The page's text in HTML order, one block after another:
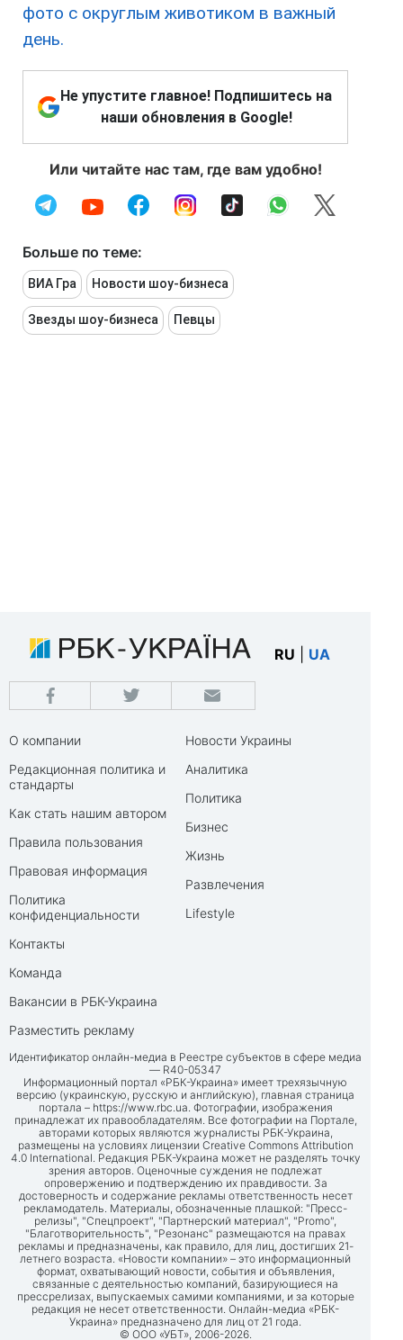
фото с округлым животиком в важный
день.
Не упустите главное! Подпишитесь на
наши обновления в Google!
Или читайте нас там, где вам удобно!
Больше по теме:
ВИА Гра Новости шоу-бизнеса
Звезды шоу-бизнеса Певцы
RU UA
О компании
Редакционная политика и
стандарты
Как стать нашим автором
Правила пользования
Правовая информация
Политика
конфиденциальности
Контакты
Команда
Вакансии в РБК-Украина
Разместить рекламу
Новости Украины
Аналитика
Политика
Бизнес
Жизнь
Развлечения
Lifestyle
Идентификатор онлайн-медиа в Реестре субъектов в сфере медиа
— R40-05347
Информационный портал «РБК-Украина» имеет трехязычную
версию (украинскую, русскую и английскую), главная страница
портала – https://www.rbc.ua . Фотографии, изображения
принадлежат их правообладателям. Все фотографии на Портале,
авторами которых являются журналисты РБК-Украина,
размещены на условиях лицензии Creative Commons Attribution
4.0 International. Редакция РБК-Украина может не разделять точку
зрения авторов. Оценочные суждения не подлежат
опровержению и подтверждению их правдивости. За
достоверность и содержание рекламы ответственность несет
рекламодатель. Материалы, обозначенные плашкой: "Пресс-
релизы", "Спецпроект", "Партнерский материал", "Promo",
"Благотворительность", "Резонанс" размещаются на правах
рекламы и предназначены, как правило, для лиц, достигших 21-
летнего возраста. «Новости компании» – это информационный
формат, охватывающий новости, события и объявления,
связанные с деятельностью компаний, базирующиеся на
прессрелизах, выпускаемых самими компаниями, и за которые
редакция не несет ответственности. Онлайн-медиа «РБК-
Украина» предназначено для лиц от 21 года.
© ООО «УБТ», 2006-2026.